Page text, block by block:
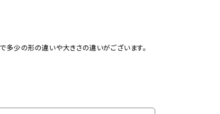
多少の形の違いや大きさの違いがございます。